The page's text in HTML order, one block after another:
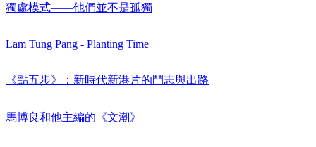
獨處模式——他們並不是孤獨
Lam Tung Pang - Planting Time
《點五步》：新時代新港片的鬥志與出路
馬博良和他主編的《文潮》